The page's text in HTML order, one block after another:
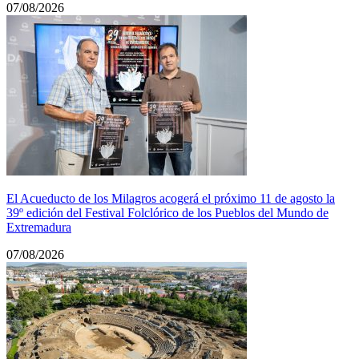
07/08/2026
El Acueducto de los Milagros acogerá el próximo 11 de agosto la
39º edición del Festival Folclórico de los Pueblos del Mundo de
Extremadura
07/08/2026